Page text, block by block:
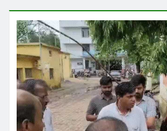
छत्तीसगढ़ ब्रेकिंग न्यूज़ राज्य
छत्तीसगढ़ के सक्ती जिले में
छात्र ने हॉस्टल के टॉयलेट में
आत्महत्या कर ली
Praveen Kumar Dubey